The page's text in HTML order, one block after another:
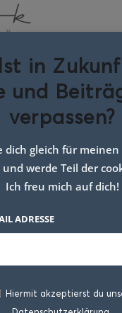
guglhupf
in
und
verpassen?
dich gleich für
werde Teil der
Ich freu mich auf dich!
ADRESSE
Hiermit akzeptierst du